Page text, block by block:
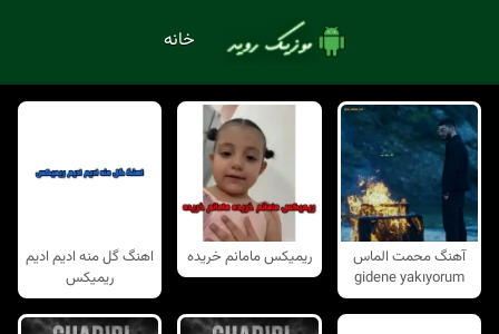
خانه
آهنگ محمت الماس
gidene yakıyorum
ریمیکس مامانم خریده
اهنگ گل منه ادیم ادیم
ریمیکس